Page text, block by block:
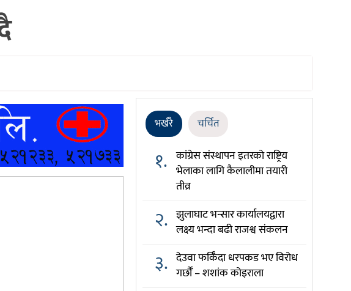
भर्खरै चर्चित
१. कांग्रेस संस्थापन इतरको राष्ट्रिय
भेलाका लागि कैलालीमा तयारी
तीव्र
२. झुलाघाट भन्सार कार्यालयद्वारा
लक्ष्य भन्दा बढी राजश्व संकलन
३. देउवा फर्किँदा धरपकड भए विरोध
गर्छौँं – शशांक कोइराला